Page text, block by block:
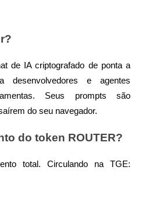
de IA criptografado de ponta a
desenvolvedores e agentes
Seus prompts são
do seu navegador.
do token ROUTER?
total. Circulando na TGE: